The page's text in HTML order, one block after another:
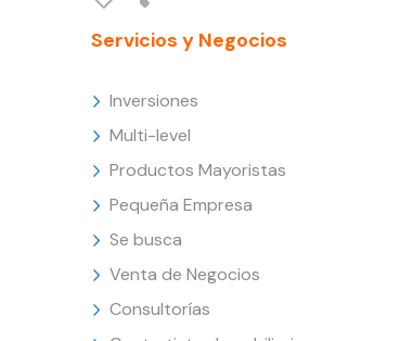
Servicios y Negocios
Inversiones
Multi-level
Productos Mayoristas
Pequeña Empresa
Se busca
Venta de Negocios
Consultorías